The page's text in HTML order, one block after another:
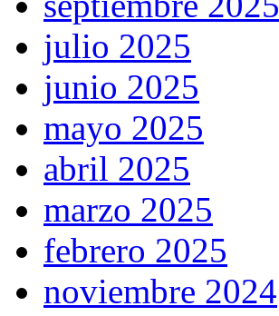
julio 2025
junio 2025
mayo 2025
abril 2025
marzo 2025
febrero 2025
noviembre 2024